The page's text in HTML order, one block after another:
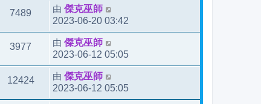
7489 由 傑克巫師
2023-06-20 03:42
3977 由 傑克巫師
2023-06-12 05:05
12424 由 傑克巫師
2023-06-12 05:05